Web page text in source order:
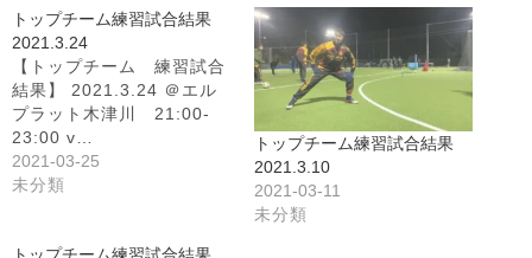
トップチーム練習試合結果
2021.3.24
【トップチーム 練習試合
結果】 2021.3.24 ＠エル
プラット木津川 21:00-
23:00 v…
2021-03-25
未分類
トップチーム練習試合結果
2021.3.10
2021-03-11
未分類